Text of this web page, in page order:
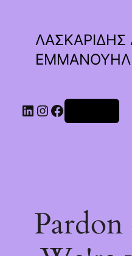
ΛΑΣΚΑΡΙΔΗΣ
ΕΜΜΑΝΟΥΗΛ
Linkedin
Instagram
Facebook